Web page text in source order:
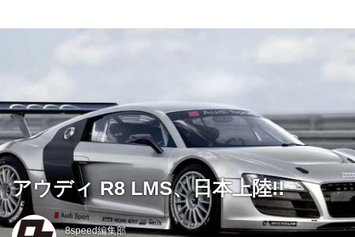
アウディ R8 LMS、日本上陸!!
8speed編集部